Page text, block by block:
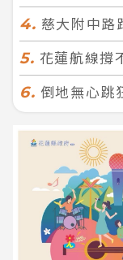
4. 慈大附中路跑爆
5. 花蓮航線撐不住了
6. 倒地無心跳狂壓